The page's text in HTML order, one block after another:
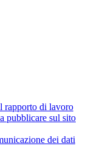
rapporto di lavoro
pubblicare sul sito
dei dati